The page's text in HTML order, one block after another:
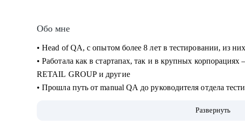
Обо мне
• Head of QA, c опытом более 8 лет в тестировании, из
• Работала как в стартапах, так и в крупных
RETAIL GROUP и другие
• Прошла путь от manual QA до руководителя отдела
Развернуть